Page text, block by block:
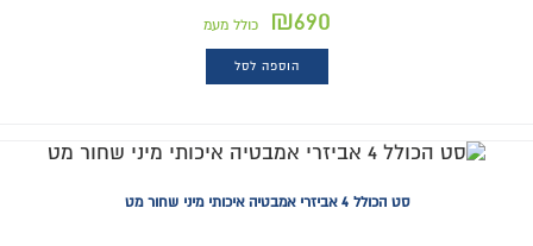
₪690 כולל מעמ
הוספה לסל
סט הכולל 4 אביזרי אמבטיה איכותי מיני שחור מט